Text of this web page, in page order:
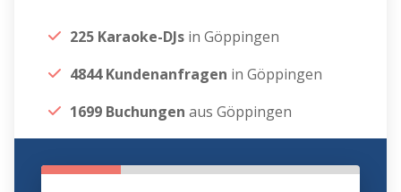
225 Karaoke-DJs in Göppingen
4844 Kundenanfragen in Göppingen
1699 Buchungen aus Göppingen